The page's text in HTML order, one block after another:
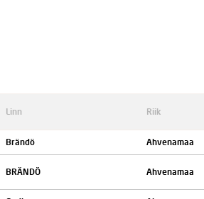
Linn Riik
Brändö Ahvenamaa
BRÄNDÖ Ahvenamaa